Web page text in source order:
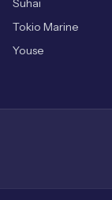
Suhai
Tokio Marine
Youse